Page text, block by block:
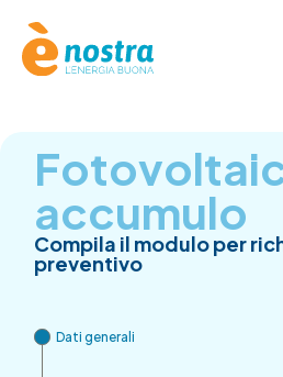
accumulo
Compila il modulo per
preventivo
Dati generali